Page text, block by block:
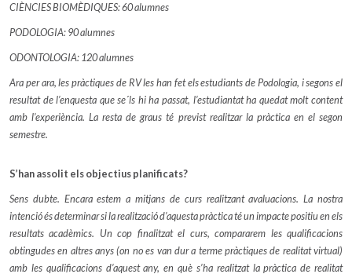
CIÈNCIES BIOMÈDIQUES: 60 alumnes
PODOLOGIA: 90 alumnes
ODONTOLOGIA: 120 alumnes
Ara per ara, les pràctiques de RV les han fet els estudiants de Podologia, i segons el
resultat de l’enquesta que se´ls hi ha passat, l’estudiantat ha quedat molt content
amb l’experiència. La resta de graus té previst realitzar la pràctica en el segon
semestre.
S’han assolit els objectius planificats?
Sens dubte. Encara estem a mitjans de curs realitzant avaluacions. La nostra
intenció és determinar si la realització d’aquesta pràctica té un impacte positiu en els
resultats acadèmics. Un cop finalitzat el curs, compararem les qualificacions
obtingudes en altres anys (on no es van dur a terme pràctiques de realitat virtual)
amb les qualificacions d’aquest any, en què s’ha realitzat la pràctica de realitat